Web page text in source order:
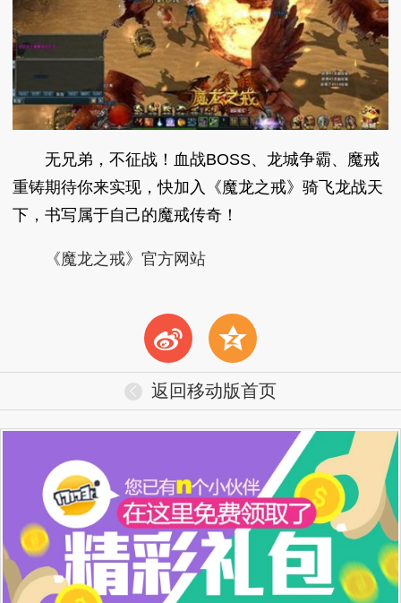
无兄弟，不征战！血战BOSS、龙城争霸、魔戒
重铸期待你来实现，快加入《魔龙之戒》骑飞龙战天
下，书写属于自己的魔戒传奇！
《魔龙之戒》官方网站
t z
返回移动版首页